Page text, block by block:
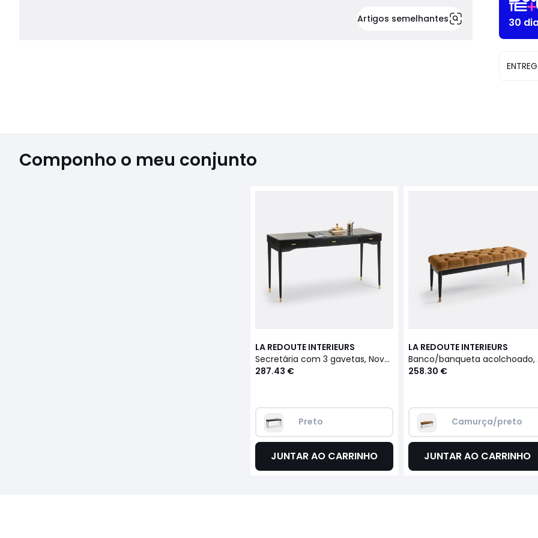
Artigos semelhantes
30
Componho o meu conjunto
LA REDOUTE INTERIEURS
Secretária com 3 gavetas, Novani
287.43 €
Preto
JUNTAR AO CARRINHO
LA REDOUTE INTERIEURS
258.30 €
Camurça/preto
JUNTAR AO CARRINHO